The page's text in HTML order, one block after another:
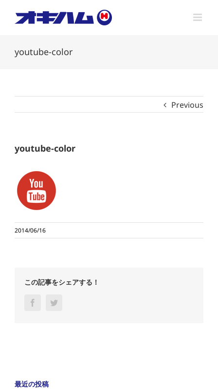
youtube-color
Previous
youtube-color
2014/06/16
この記事をシェアする！
Facebook
最近の投稿